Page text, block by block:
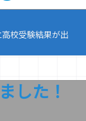
校受験結果が出
した！